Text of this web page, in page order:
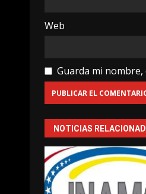
Web
Guarda mi
NOTICIAS